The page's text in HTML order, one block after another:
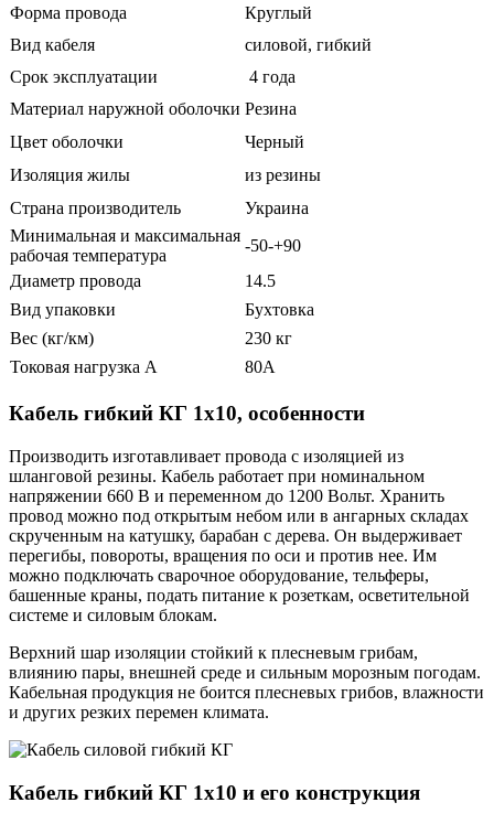
Форма провода
Круглый
Вид кабеля
силовой, гибкий
Срок эксплуатации
4 года
Материал наружной оболочки Резина
Цвет оболочки
Черный
Изоляция жилы
из резины
Страна производитель
Украина
Минимальная и максимальная
рабочая температура
-50-+90
Диаметр провода
14.5
Вид упаковки
Бухтовка
Вес (кг/км)
230 кг
Токовая нагрузка А
80А
Кабель гибкий КГ 1х10, особенности
Производить изготавливает провода с изоляцией из
шланговой резины. Кабель работает при номинальном
напряжении 660 В и переменном до 1200 Вольт. Хранить
провод можно под открытым небом или в ангарных складах
скрученным на катушку, барабан с дерева. Он выдерживает
перегибы, повороты, вращения по оси и против нее. Им
можно подключать сварочное оборудование, тельферы,
башенные краны, подать питание к розеткам, осветительной
системе и силовым блокам.
Верхний шар изоляции стойкий к плесневым грибам,
влиянию пары, внешней среде и сильным морозным погодам.
Кабельная продукция не боится плесневых грибов, влажности
и других резких перемен климата.
Кабель гибкий КГ 1х10 и его конструкция